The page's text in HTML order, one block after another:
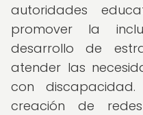
autoridades
promover la
desarrollo de
atender las
con
creación de